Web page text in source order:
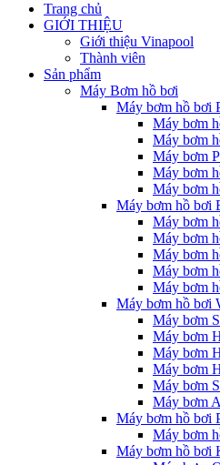
Trang chủ
GIỚI THIỆU
Giới thiệu Vinapool
Thành viên
Sản phẩm
Máy Bơm hồ bơi
Máy bơm hồ bơi
Máy bơm
Máy bơm
Máy bơm
Máy bơm
Máy bơm
Máy bơm hồ bơi
Máy bơm
Máy bơm
Máy bơm
Máy bơm
Máy bơm
Máy bơm hồ bơi
Máy bơm
Máy bơm
Máy bơm
Máy bơm
Máy bơm
Máy bơm
Máy bơm hồ bơi
Máy bơm
Máy bơm hồ bơi